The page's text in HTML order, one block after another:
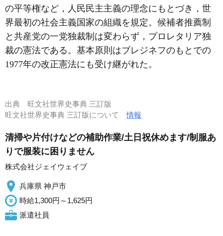
の平等権など，人民民主主義の理念にもとづき，世
界最初の社会主義国家の組織を規定。候補者推薦制
と共産党の一党独裁制は変わらず，プロレタリア独
裁の憲法である。基本原則はブレジネフのもとでの
1977年の改正憲法にも受け継がれた。
出典 旺文社世界史事典 三訂版
旺文社世界史事典 三訂版について情報
清掃や片付けなどの補助作業/土日祝休めます/制服あ
りで服装に困りません
株式会社ジェイウェイブ
兵庫県 神戸市
時給1,300円～1,625円
派遣社員